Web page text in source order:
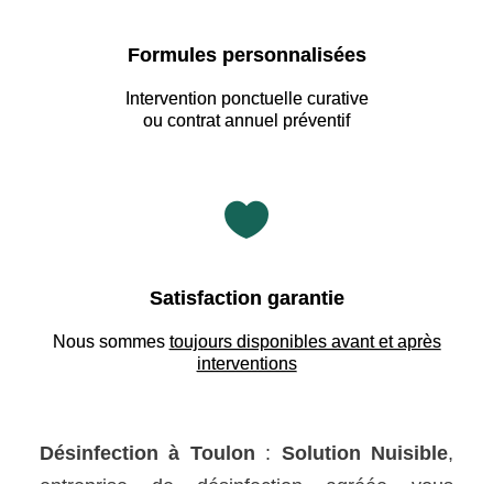
Formules personnalisées
Intervention ponctuelle curative
ou contrat annuel préventif

Satisfaction garantie
Nous sommes toujours disponibles avant et après
interventions
Désinfection à Toulon : Solution Nuisible,